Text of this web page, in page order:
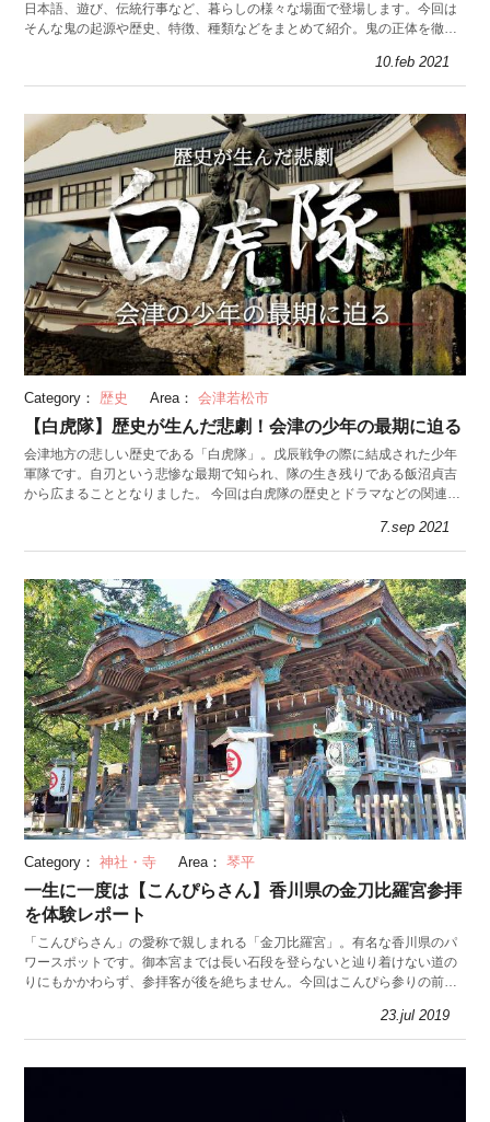
日本語、遊び、伝統行事など、暮らしの様々な場面で登場します。今回は
そんな鬼の起源や歴史、特徴、種類などをまとめて紹介。鬼の正体を徹底
10.feb 2021
Category： 歴史 Area： 会津若松市
【白虎隊】歴史が生んだ悲劇！会津の少年の最期に迫る
会津地方の悲しい歴史である「白虎隊」。戊辰戦争の際に結成された少年
軍隊です。自刃という悲惨な最期で知られ、隊の生き残りである飯沼貞吉
から広まることとなりました。 今回は白虎隊の歴史とドラマなどの関連作
7.sep 2021
Category： 神社・寺 Area： 琴平
一生に一度は【こんぴらさん】香川県の金刀比羅宮参拝
を体験レポート
「こんぴらさん」の愛称で親しまれる「金刀比羅宮」。有名な香川県のパ
ワースポットです。御本宮までは長い石段を登らないと辿り着けない道の
りにもかかわらず、参拝客が後を絶ちません。今回はこんぴら参りの前に
23.jul 2019